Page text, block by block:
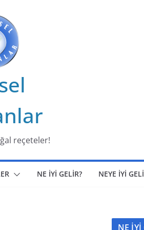
reçeteler!
NE İYİ GELİR? NEYE İYİ
NE İYİ